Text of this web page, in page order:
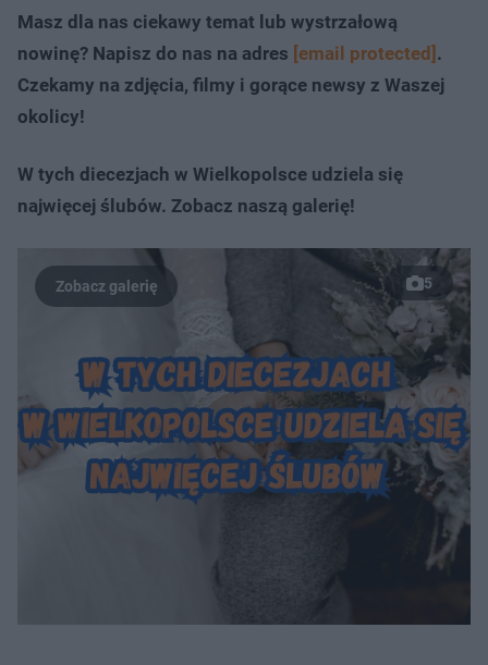
Masz dla nas ciekawy temat lub wystrzałową
nowinę? Napisz do nas na adres [email protected] .
Czekamy na zdjęcia, filmy i gorące newsy z Waszej
okolicy!
W tych diecezjach w Wielkopolsce udziela się
najwięcej ślubów. Zobacz naszą galerię!
5